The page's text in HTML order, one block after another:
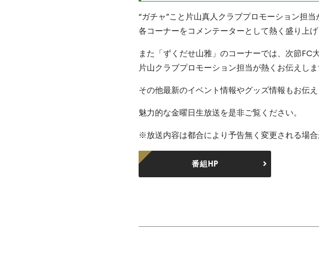
“ガチャ”こと片山真人クラブプロモーション担
各コーナーをコメンテーターとして熱く盛り上げ
また「ずくだせ山雅」のコーナーでは、次節
片山クラブプロモーション担当が熱くお伝えしま
その他最新のイベント情報やグッズ情報もお伝え
魅力的な金曜日生放送を是非ご覧ください。
※放送内容は都合により予告無く変更される場合
番組HP